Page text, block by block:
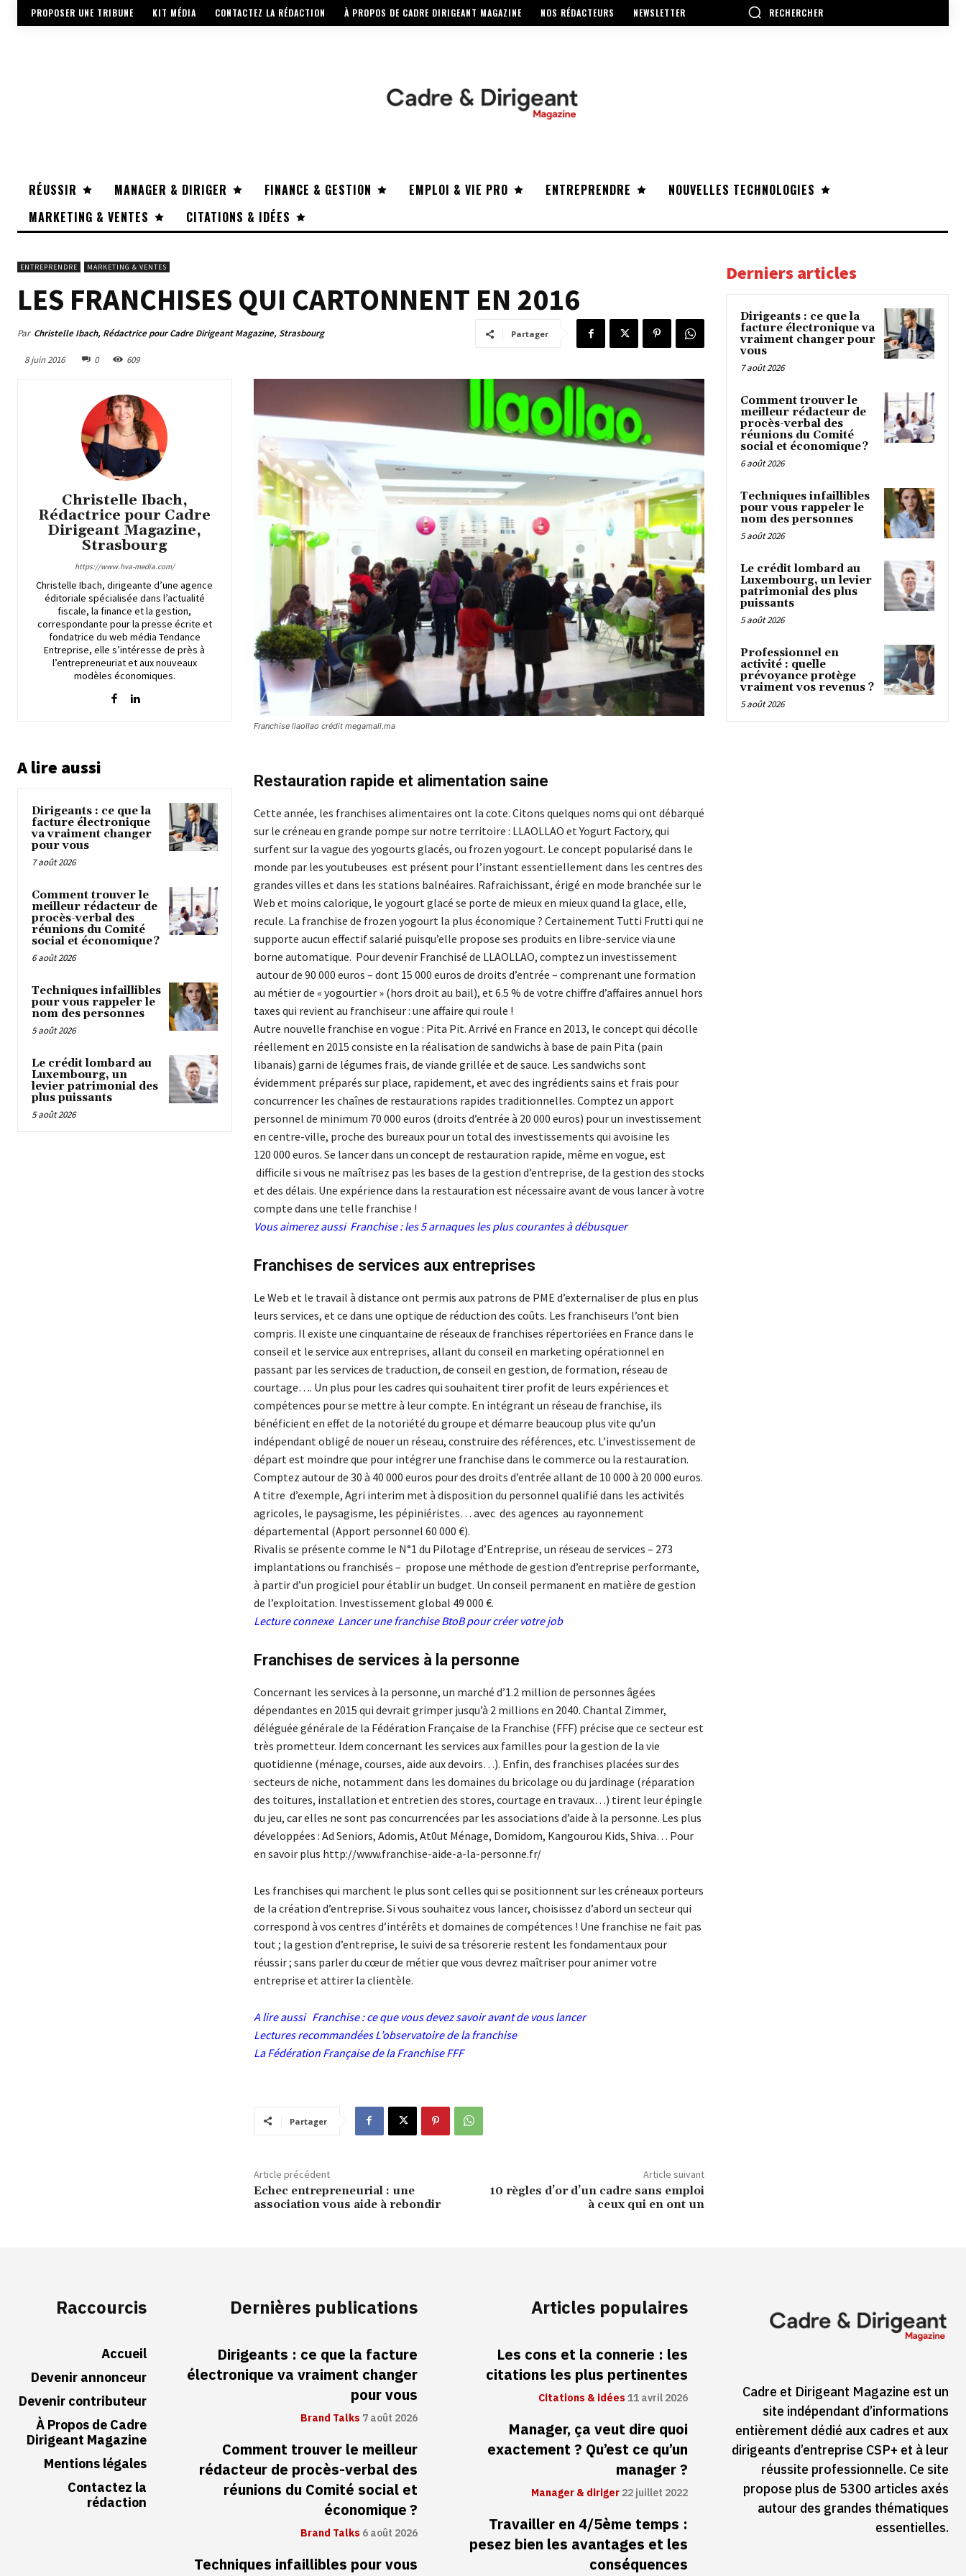
PROPOSER UNE TRIBUNE KIT MÉDIA CONTACTEZ LA RÉDACTION À PROPOS DE CADRE DIRIGEANT MAGAZINE NOS RÉDACTEURS NEWSLETTER RECHERCHER
RÉUSSIR MANAGER & DIRIGER FINANCE & GESTION EMPLOI & VIE PRO ENTREPRENDRE
NOUVELLES TECHNOLOGIES
MARKETING & VENTES
CITATIONS & IDÉES
ENTREPRENDRE MARKETING & VENTES
LES FRANCHISES QUI CARTONNENT EN 2016
Par Christelle Ibach, Rédactrice pour Cadre Dirigeant Magazine, Strasbourg
8 juin 2016 0 609
Partager
Christelle Ibach,
Rédactrice pour Cadre
Dirigeant Magazine,
Strasbourg
https://www.hva-media.com/
Christelle Ibach, dirigeante d’une agence
éditoriale spécialisée dans l’actualité
fiscale, la finance et la gestion,
correspondante pour la presse écrite et
fondatrice du web média Tendance
Entreprise, elle s’intéresse de près à
l’entrepreneuriat et aux nouveaux
modèles économiques.
A lire aussi
Dirigeants : ce que la
facture électronique
va vraiment changer
pour vous
7 août 2026
Comment trouver le
meilleur rédacteur de
procès-verbal des
réunions du Comité
social et économique ?
6 août 2026
Techniques infaillibles
pour vous rappeler le
nom des personnes
5 août 2026
Le crédit lombard au
Luxembourg, un
levier patrimonial des
plus puissants
5 août 2026
Franchise llaollao crédit megamall.ma
Restauration rapide et alimentation saine
Cette année, les franchises alimentaires ont la cote. Citons quelques noms qui ont débarqué
sur le créneau en grande pompe sur notre territoire : LLAOLLAO et Yogurt Factory, qui
surfent sur la vague des yogourts glacés, ou frozen yogourt. Le concept popularisé dans le
monde par les youtubeuses est présent pour l’instant essentiellement dans les centres des
grandes villes et dans les stations balnéaires. Rafraichissant, érigé en mode branchée sur le
Web et moins calorique, le yogourt glacé se porte de mieux en mieux quand la glace, elle,
recule. La franchise de frozen yogourt la plus économique ? Certainement Tutti Frutti qui ne
supporte aucun effectif salarié puisqu’elle propose ses produits en libre-service via une
borne automatique. Pour devenir Franchisé de LLAOLLAO, comptez un investissement
autour de 90 000 euros – dont 15 000 euros de droits d’entrée – comprenant une formation
au métier de « yogourtier » (hors droit au bail), et 6.5 % de votre chiffre d’affaires annuel hors
taxes qui revient au franchiseur : une affaire qui roule !
Autre nouvelle franchise en vogue : Pita Pit. Arrivé en France en 2013, le concept qui décolle
réellement en 2015 consiste en la réalisation de sandwichs à base de pain Pita (pain
libanais) garni de légumes frais, de viande grillée et de sauce. Les sandwichs sont
évidemment préparés sur place, rapidement, et avec des ingrédients sains et frais pour
concurrencer les chaînes de restaurations rapides traditionnelles. Comptez un apport
personnel de minimum 70 000 euros (droits d’entrée à 20 000 euros) pour un investissement
en centre-ville, proche des bureaux pour un total des investissements qui avoisine les
120 000 euros. Se lancer dans un concept de restauration rapide, même en vogue, est
difficile si vous ne maîtrisez pas les bases de la gestion d’entreprise, de la gestion des stocks
et des délais. Une expérience dans la restauration est nécessaire avant de vous lancer à votre
compte dans une telle franchise !
Vous aimerez aussi Franchise : les 5 arnaques les plus courantes à débusquer
Franchises de services aux entreprises
Le Web et le travail à distance ont permis aux patrons de PME d’externaliser de plus en plus
leurs services, et ce dans une optique de réduction des coûts. Les franchiseurs l’ont bien
compris. Il existe une cinquantaine de réseaux de franchises répertoriées en France dans le
conseil et le service aux entreprises, allant du conseil en marketing opérationnel en
passant par les services de traduction, de conseil en gestion, de formation, réseau de
courtage…. Un plus pour les cadres qui souhaitent tirer profit de leurs expériences et
compétences pour se mettre à leur compte. En intégrant un réseau de franchise, ils
bénéficient en effet de la notoriété du groupe et démarre beaucoup plus vite qu’un
indépendant obligé de nouer un réseau, construire des références, etc. L’investissement de
départ est moindre que pour intégrer une franchise dans le commerce ou la restauration.
Comptez autour de 30 à 40 000 euros pour des droits d’entrée allant de 10 000 à 20 000 euros.
A titre d’exemple, Agri interim met à disposition du personnel qualifié dans les activités
agricoles, le paysagisme, les pépiniéristes… avec des agences au rayonnement
départemental (Apport personnel 60 000 €).
Rivalis se présente comme le N°1 du Pilotage d’Entreprise, un réseau de services – 273
implantations ou franchisés – propose une méthode de gestion d’entreprise performante,
à partir d’un progiciel pour établir un budget. Un conseil permanent en matière de gestion
de l’exploitation. Investissement global 49 000 €.
Lecture connexe Lancer une franchise BtoB pour créer votre job
Franchises de services à la personne
Concernant les services à la personne, un marché d’1.2 million de personnes âgées
dépendantes en 2015 qui devrait grimper jusqu’à 2 millions en 2040. Chantal Zimmer,
déléguée générale de la Fédération Française de la Franchise (FFF) précise que ce secteur est
très prometteur. Idem concernant les services aux familles pour la gestion de la vie
quotidienne (ménage, courses, aide aux devoirs…). Enfin, des franchises placées sur des
secteurs de niche, notamment dans les domaines du bricolage ou du jardinage (réparation
des toitures, installation et entretien des stores, courtage en travaux…) tirent leur épingle
du jeu, car elles ne sont pas concurrencées par les associations d’aide à la personne. Les plus
développées : Ad Seniors, Adomis, At0ut Ménage, Domidom, Kangourou Kids, Shiva… Pour
en savoir plus http://www.franchise-aide-a-la-personne.fr/
Les franchises qui marchent le plus sont celles qui se positionnent sur les créneaux porteurs
de la création d’entreprise. Si vous souhaitez vous lancer, choisissez d’abord un secteur qui
correspond à vos centres d’intérêts et domaines de compétences ! Une franchise ne fait pas
tout ; la gestion d’entreprise, le suivi de sa trésorerie restent les fondamentaux pour
réussir ; sans parler du cœur de métier que vous devrez maîtriser pour animer votre
entreprise et attirer la clientèle.
A lire aussi Franchise : ce que vous devez savoir avant de vous lancer
Lectures recommandéesL’observatoire de la franchise
La Fédération Française de la Franchise FFF
Partager
Article précédent
Echec entrepreneurial : une
association vous aide à rebondir
Article suivant
10 règles d’or d’un cadre sans emploi
à ceux qui en ont un
Derniers articles
Dirigeants : ce que la
facture électronique va
vraiment changer pour
vous
7 août 2026
Comment trouver le
meilleur rédacteur de
procès-verbal des
réunions du Comité
social et économique ?
6 août 2026
Techniques infaillibles
pour vous rappeler le
nom des personnes
5 août 2026
Le crédit lombard au
Luxembourg, un levier
patrimonial des plus
puissants
5 août 2026
Professionnel en
activité : quelle
prévoyance protège
vraiment vos revenus ?
5 août 2026
Raccourcis
Accueil
Devenir annonceur
Devenir contributeur
À Propos de Cadre
Dirigeant Magazine
Mentions légales
Contactez la
rédaction
Dernières publications
Dirigeants : ce que la facture
électronique va vraiment changer
pour vous
Brand Talks 7 août 2026
Comment trouver le meilleur
rédacteur de procès-verbal des
réunions du Comité social et
économique ?
Brand Talks 6 août 2026
Techniques infaillibles pour vous
Articles populaires
Les cons et la connerie : les
citations les plus pertinentes
Citations & idées11 avril 2026
Manager, ça veut dire quoi
exactement ? Qu’est ce qu’un
manager ?
Manager & diriger22 juillet 2022
Travailler en 4/5ème temps :
pesez bien les avantages et les
conséquences
Cadre et Dirigeant Magazine est un
site indépendant d’informations
entièrement dédié aux cadres et aux
dirigeants d’entreprise CSP+ et à leur
réussite professionnelle. Ce site
propose plus de 5300 articles axés
autour des grandes thématiques
essentielles.